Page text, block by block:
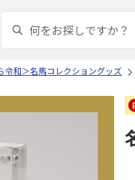
令和＞名馬コレクショングッズ